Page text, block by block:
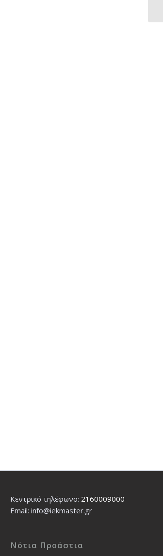
Κεντρικό τηλέφωνο: 2160009000
Εmail: info@iekmaster.gr
Νότια Προάστια